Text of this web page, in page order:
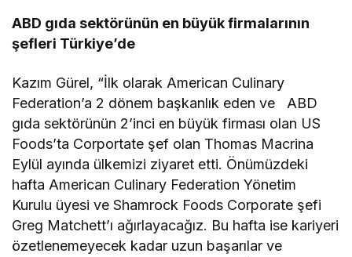
ABD gıda sektörünün en büyük firmalarının
şefleri Türkiye’de
Kazım Gürel, “İlk olarak American Culinary
Federation’a 2 dönem başkanlık eden ve ABD
gıda sektörünün 2’inci en büyük firması olan US
Foods’ta Corportate şef olan Thomas Macrina
Eylül ayında ülkemizi ziyaret etti. Önümüzdeki
hafta American Culinary Federation Yönetim
Kurulu üyesi ve Shamrock Foods Corporate şefi
Greg Matchett’ı ağırlayacağız. Bu hafta ise kariyeri
özetlenemeyecek kadar uzun başarılar ve